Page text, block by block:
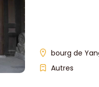
bourg de
Autres